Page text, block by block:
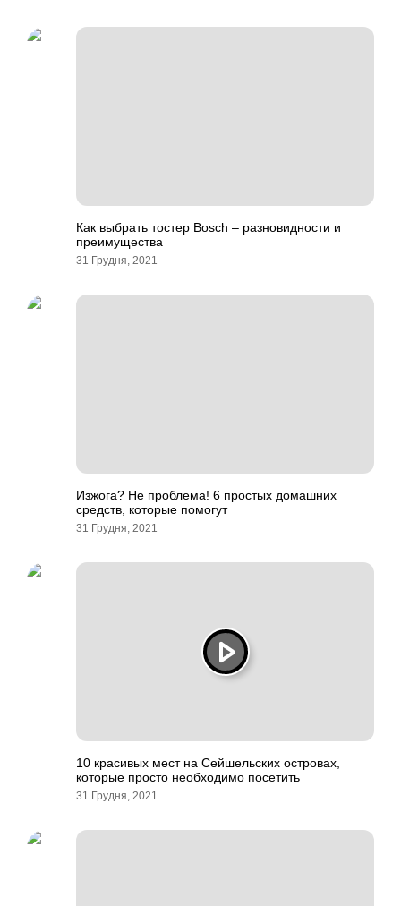
Как выбрать тостер Bosch – разновидности и
преимущества
31 Грудня, 2021
Изжога? Не проблема! 6 простых домашних
средств, которые помогут
31 Грудня, 2021
10 красивых мест на Сейшельских островах,
которые просто необходимо посетить
31 Грудня, 2021